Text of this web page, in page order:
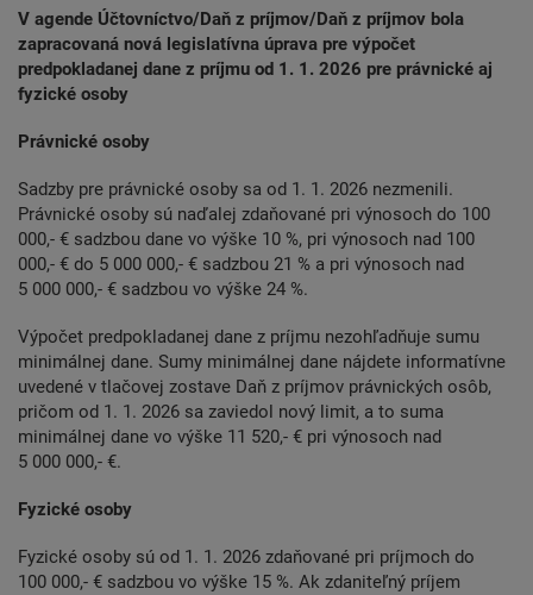
V agende Účtovníctvo/Daň z príjmov/Daň z príjmov bola
zapracovaná nová legislatívna úprava pre výpočet
predpokladanej dane z príjmu od 1. 1. 2026 pre právnické aj
fyzické osoby
Právnické osoby
Sadzby pre právnické osoby sa od 1. 1. 2026 nezmenili.
Právnické osoby sú naďalej zdaňované pri výnosoch do 100
000,- € sadzbou dane vo výške 10 %, pri výnosoch nad 100
000,- € do 5 000 000,- € sadzbou 21 % a pri výnosoch nad
5 000 000,- € sadzbou vo výške 24 %.
Výpočet predpokladanej dane z príjmu nezohľadňuje sumu
minimálnej dane. Sumy minimálnej dane nájdete informatívne
uvedené v tlačovej zostave Daň z príjmov právnických osôb,
pričom od 1. 1. 2026 sa zaviedol nový limit, a to suma
minimálnej dane vo výške 11 520,- € pri výnosoch nad
5 000 000,- €.
Fyzické osoby
Fyzické osoby sú od 1. 1. 2026 zdaňované pri príjmoch do
100 000,- € sadzbou vo výške 15 %. Ak zdaniteľný príjem